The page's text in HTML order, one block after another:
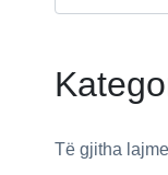
Të gjitha